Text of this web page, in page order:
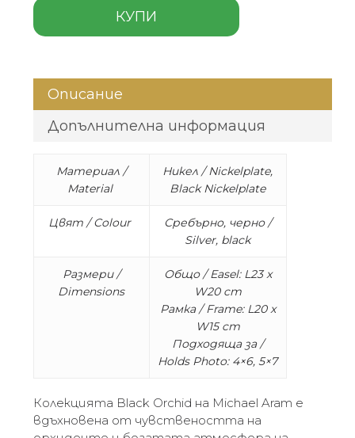
КУПИ
Описание
Допълнителна информация
Материал /
Material
Никел / Nickelplate,
Black Nickelplate
Цвят / Colour
Сребърно, черно /
Silver, black
Размери /
Dimensions
Общо / Easel: L23 x
W20 cm
Рамка / Frame: L20 x
W15 cm
Подходяща за /
Holds Photo: 4×6, 5×7
Колекцията Black Orchid на Michael Aram е
вдъхновена от чувствеността на